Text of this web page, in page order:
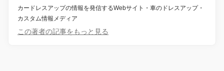
カードレスアップの情報を発信するWebサイト・車のドレスアップ・
カスタム情報メディア
この著者の記事をもっと見る